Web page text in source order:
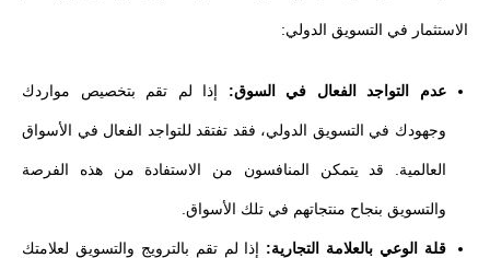
الاستثمار في التسويق الدولي:
عدم التواجد الفعال في السوق: إذا لم تقم بتخصيص مواردك
وجهودك في التسويق الدولي، فقد تفتقد للتواجد الفعال في الأسواق
العالمية. قد يتمكن المنافسون من الاستفادة من هذه الفرصة
والتسويق بنجاح منتجاتهم في تلك الأسواق.
قلة الوعي بالعلامة التجارية: إذا لم تقم بالترويج والتسويق لعلامتك